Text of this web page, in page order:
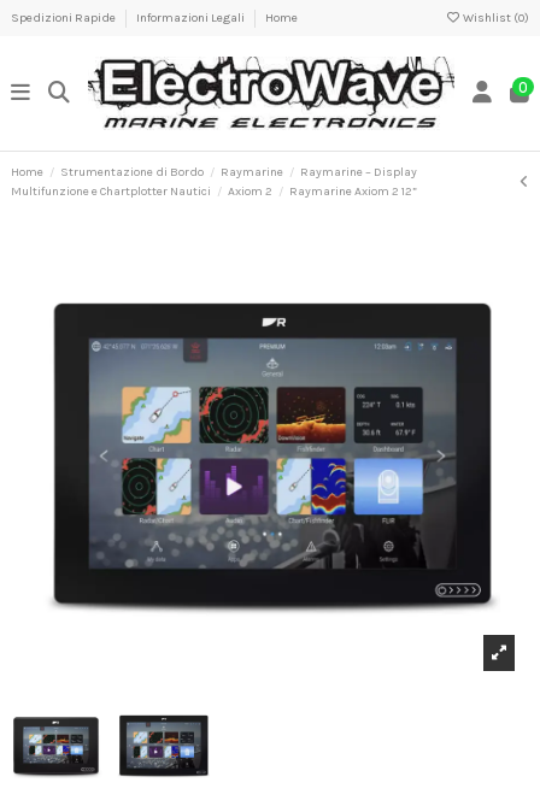
Spedizioni Rapide Informazioni Legali Home Wishlist (0)
0
Home Strumentazione di Bordo Raymarine
Raymarine – Display
Multifunzione e Chartplotter Nautici
Axiom 2 Raymarine Axiom 2 12”